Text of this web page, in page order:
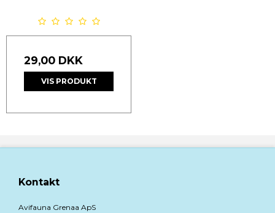
29,00 DKK
VIS PRODUKT
Kontakt
Avifauna Grenaa ApS